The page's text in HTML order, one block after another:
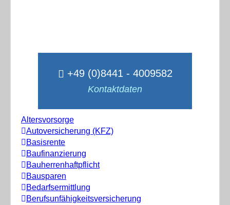
+49 (0)8441 - 4009582
Kontaktdaten
Altersvorsorge
Autoversicherung (KFZ)
Basisrente
Baufinanzierung
Bauherrenhaftpflicht
Bausparen
Bedarfsermittlung
Berufs­unfähigkeitsversicherung